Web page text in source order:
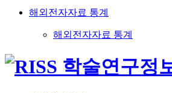
해외전자자료 통계
해외전자자료 통계